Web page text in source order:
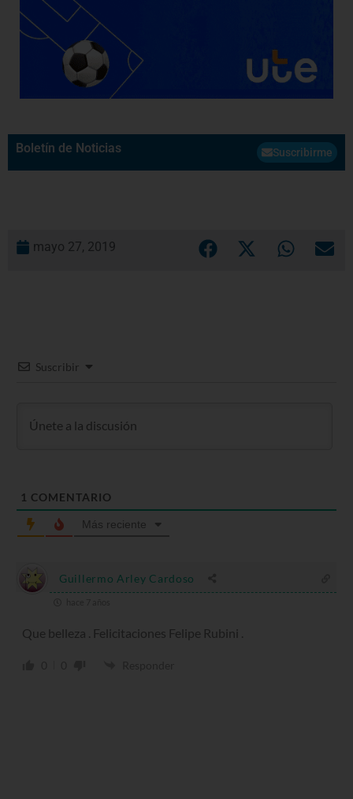
Boletín de Noticias Suscribirme
mayo 27, 2019
Suscribir
1 COMENTARIO
Más reciente
Guillermo Arley Cardoso
Que belleza . Felicitaciones Felipe Rubini .